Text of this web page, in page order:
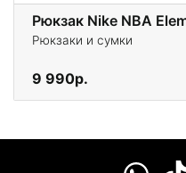
Рюкзаки и сумки
9 990р.